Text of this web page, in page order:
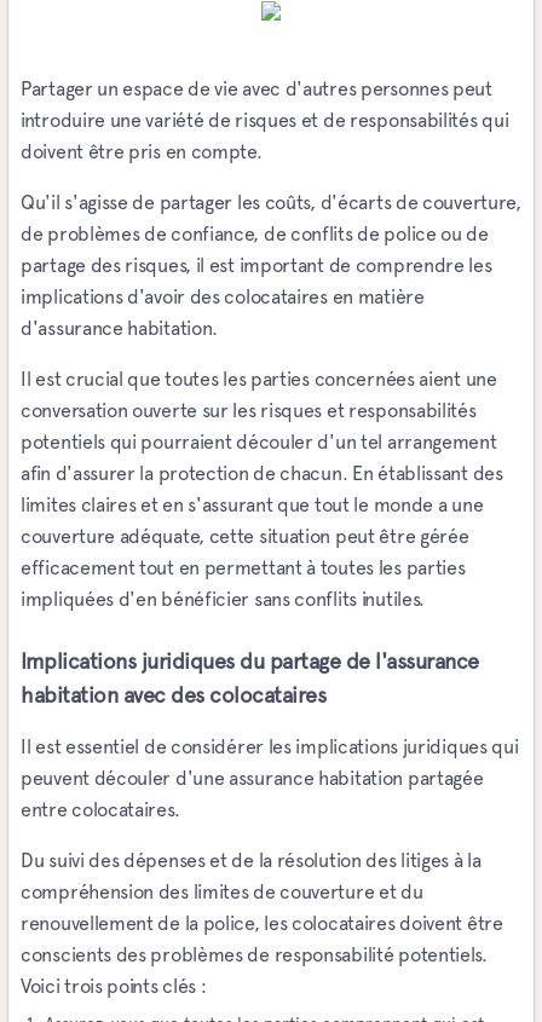
Partager un espace de vie avec d'autres personnes peut
introduire une variété de risques et de responsabilités qui
doivent être pris en compte.
Qu'il s'agisse de partager les coûts, d'écarts de couverture,
de problèmes de confiance, de conflits de police ou de
partage des risques, il est important de comprendre les
implications d'avoir des colocataires en matière
d'assurance habitation.
Il est crucial que toutes les parties concernées aient une
conversation ouverte sur les risques et responsabilités
potentiels qui pourraient découler d'un tel arrangement
afin d'assurer la protection de chacun. En établissant des
limites claires et en s'assurant que tout le monde a une
couverture adéquate, cette situation peut être gérée
efficacement tout en permettant à toutes les parties
impliquées d'en bénéficier sans conflits inutiles.
Implications juridiques du partage de l'assurance
habitation avec des colocataires
Il est essentiel de considérer les implications juridiques qui
peuvent découler d'une assurance habitation partagée
entre colocataires.
Du suivi des dépenses et de la résolution des litiges à la
compréhension des limites de couverture et du
renouvellement de la police, les colocataires doivent être
conscients des problèmes de responsabilité potentiels.
Voici trois points clés :